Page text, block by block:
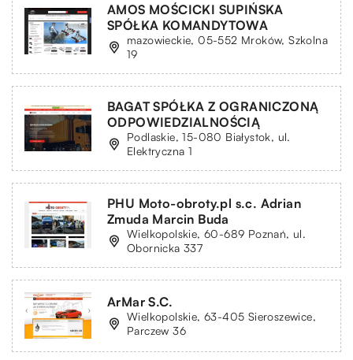
AMOS MOŚCICKI SUPIŃSKA
SPÓŁKA KOMANDYTOWA
mazowieckie, 05-552 Mroków, Szkolna
19
BAGAT SPÓŁKA Z OGRANICZONĄ
ODPOWIEDZIALNOŚCIĄ
Podlaskie, 15-080 Białystok, ul.
Elektryczna 1
PHU Moto-obroty.pl s.c. Adrian
Zmuda Marcin Buda
Wielkopolskie, 60-689 Poznań, ul.
Obornicka 337
ArMar S.C.
Wielkopolskie, 63-405 Sieroszewice,
Parczew 36